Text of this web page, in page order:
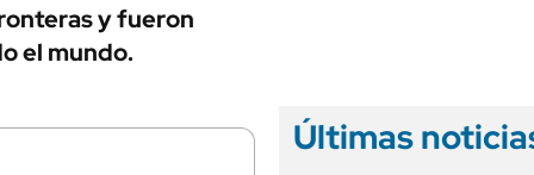
LIFESTYLE
AUTOS
y fueron
el mundo.
Últimas